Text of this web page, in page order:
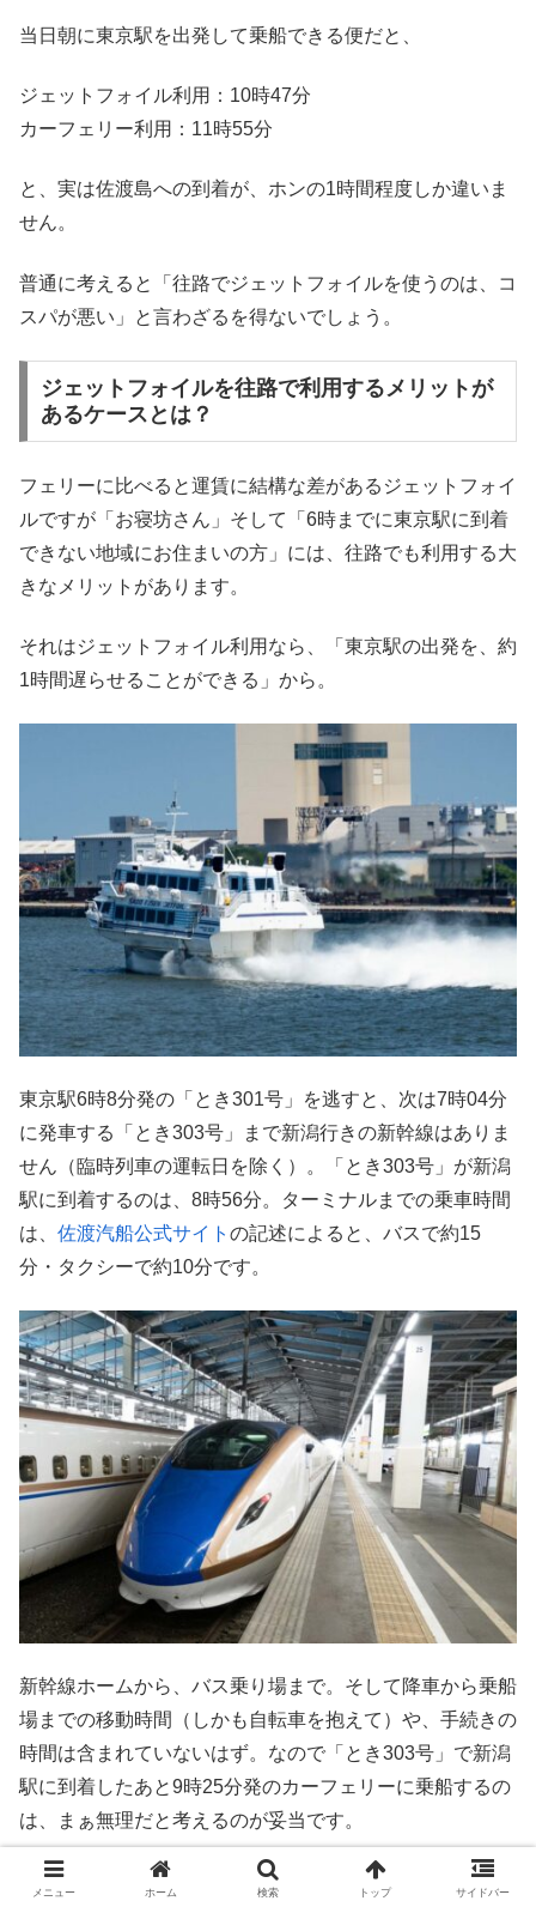
当日朝に東京駅を出発して乗船できる便だと、
ジェットフォイル利用：10時47分
カーフェリー利用：11時55分
と、実は佐渡島への到着が、ホンの1時間程度しか違いま
せん。
普通に考えると「往路でジェットフォイルを使うのは、コ
スパが悪い」と言わざるを得ないでしょう。
ジェットフォイルを往路で利用するメリットが
あるケースとは？
フェリーに比べると運賃に結構な差があるジェットフォイ
ルですが「お寝坊さん」そして「6時までに東京駅に到着
できない地域にお住まいの方」には、往路でも利用する大
きなメリットがあります。
それはジェットフォイル利用なら、「東京駅の出発を、約
1時間遅らせることができる」から。
東京駅6時8分発の「とき301号」を逃すと、次は7時04分
に発車する「とき303号」まで新潟行きの新幹線はありま
せん（臨時列車の運転日を除く）。「とき303号」が新潟
駅に到着するのは、8時56分。ターミナルまでの乗車時間
は、 佐渡汽船公式サイト の記述によると、バスで約15
分・タクシーで約10分です。
新幹線ホームから、バス乗り場まで。そして降車から乗船
場までの移動時間（しかも自転車を抱えて）や、手続きの
時間は含まれていないはず。なので「とき303号」で新潟
駅に到着したあと9時25分発のカーフェリーに乗船するの
は、まぁ無理だと考えるのが妥当です。
9時40分発のジェットフォイルなら、移動や手続きの時間
メニュー ホーム 検索 トップ サイドバー